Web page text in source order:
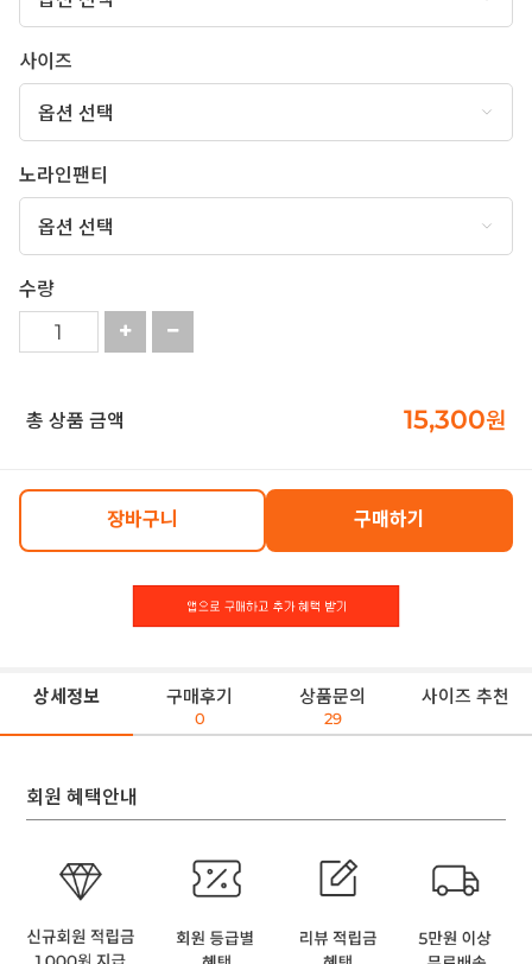
사이즈
노라인팬티
수량
총 상품 금액 15,300원
장바구니 구매하기
상세정보 구매후기
0
상품문의
29
사이즈 추천
회원 혜택안내